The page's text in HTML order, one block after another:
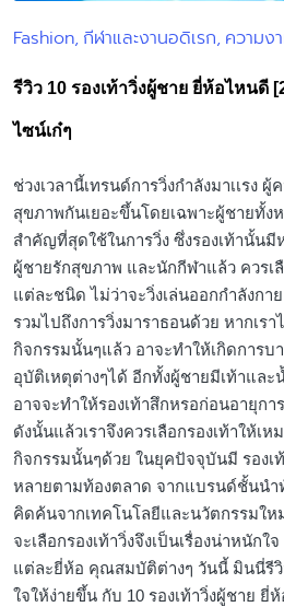
Posted
Fashion กีฬาและงานอดิเรก ความง
รีวิว 10 รองเท้าวิ่งผู้ชาย ยี่ห้อไหนดี
ไซน์เก๋ๆ
ช่วงเวลานี้เทรนด์การวิ่งกำลังมาเเรง
สุขภาพกันเยอะขึ้นโดยเฉพาะผู้ชายทั้ง
สำคัญที่สุดใช้ในการวิ่ง ซึ่งรองเท้านั้น
ผู้ชายรักสุขภาพ และนักกีฬาแล้ว ควรเ
แต่ละชนิด ไม่ว่าจะวิ่งเล่นออกกำลังก
รวมไปถึงการวิ่งมาราธอนด้วย หากเรา
กิจกรรมนั้นๆแล้ว อาจะทำให้เกิดการบ
อุบัติเหตุต่างๆได้ อีกทั้งผู้ชายมีเท้าและ
อาจจะทำให้รองเท้าสึกหรอก่อนอายุก
ดังนั้นแล้วเราจึงควรเลือกรองเท้าให้เ
กิจกรรมนั้นๆด้วย ในยุคปัจจุบันมี รองเ
หลายตามท้องตลาด จากแบรนด์ชั้นนำ
คิดค้นจากเทคโนโลยีและนวัตกรรมใ
จะเลือกรองเท้าวิ่งจึงเป็นเรื่องน่าหนัก
แต่ละยี่ห้อ คุณสมบัติต่างๆ วันนี้ มินนี่รี
ใจให้ง่ายขึ้น กับ 10 รองเท้าวิ่งผู้ชาย ยี่